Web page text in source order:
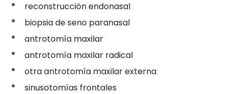
reconstrucción endonasal
biopsia de seno paranasal
antrotomía maxilar
antrotomía maxilar radical
otra antrotomía maxilar externa
sinusotomías frontales